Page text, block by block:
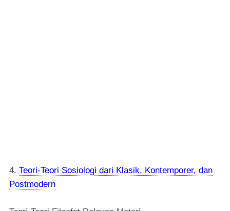
4. Teori-Teori Sosiologi dari Klasik, Kontemporer, dan
Postmodern